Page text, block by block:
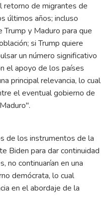
retorno de migrantes de
últimos años; incluso
Trump y Maduro para que
si Trump quiere
un número significativo
el apoyo de los países
principal relevancia, lo cual
el eventual gobierno de
de los instrumentos de la
Biden para dar continuidad
no continuarían en una
demócrata, lo cual
en el abordaje de la